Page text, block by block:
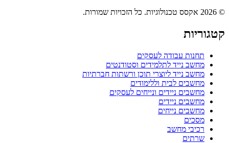
© 2026 אקסס טכנולוגיות. כל הזכויות שמורות.
קטגוריות
תחנות עבודה לעסקים
מחשב נייד לתלמידים וסטודנטים
מחשב נייד ליוצרי תוכן ורשתות חברתיות
מחשבים לבית וללימודים
מחשבים ניידים ונייחים לעסקים
מחשבים ניידים
מחשבים נייחים
מסכים
רכיבי מחשב
שרתים